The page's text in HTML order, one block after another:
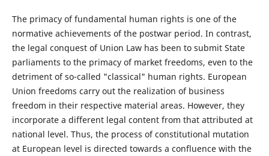
The primacy of fundamental human rights is one of the
normative achievements of the postwar period. In contrast,
the legal conquest of Union Law has been to submit State
parliaments to the primacy of market freedoms, even to the
detriment of so-called "classical" human rights. European
Union freedoms carry out the realization of business
freedom in their respective material areas. However, they
incorporate a different legal content from that attributed at
national level. Thus, the process of constitutional mutation
at European level is directed towards a confluence with the